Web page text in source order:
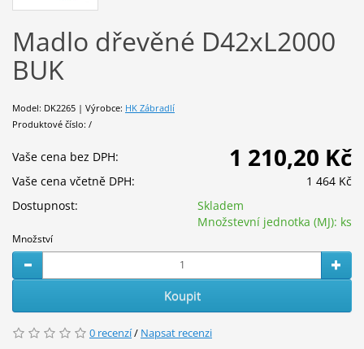
Madlo dřevěné D42xL2000
BUK
Model: DK2265 | Výrobce: HK Zábradlí
Produktové číslo: /
Vaše cena bez DPH: 1 210,20 Kč
Vaše cena včetně DPH:
1 464 Kč
Dostupnost:
Skladem
Množstevní jednotka (MJ): ks
Množství
Koupit
0 recenzí/ Napsat recenzi